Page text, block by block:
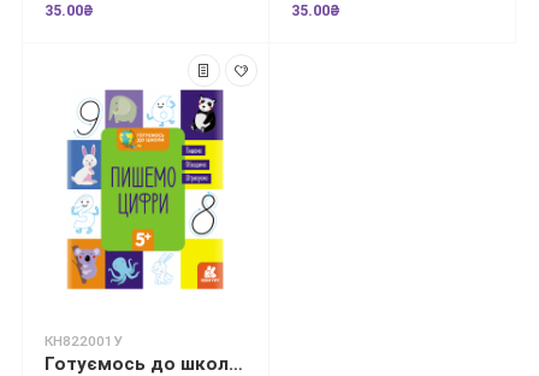
35.00₴ 35.00₴
КН822001У
Готуємось до школи. Пишемо цифри